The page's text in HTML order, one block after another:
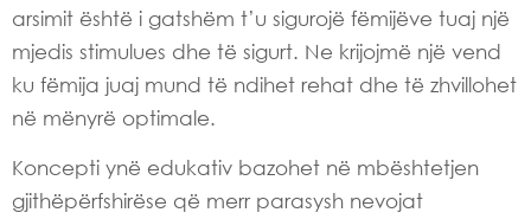
arsimit është i gatshëm t’u sigurojë fëmijëve tuaj një
mjedis stimulues dhe të sigurt. Ne krijojmë një vend
ku fëmija juaj mund të ndihet rehat dhe të zhvillohet
në mënyrë optimale.
Koncepti ynë edukativ bazohet në mbështetjen
gjithëpërfshirëse që merr parasysh nevojat